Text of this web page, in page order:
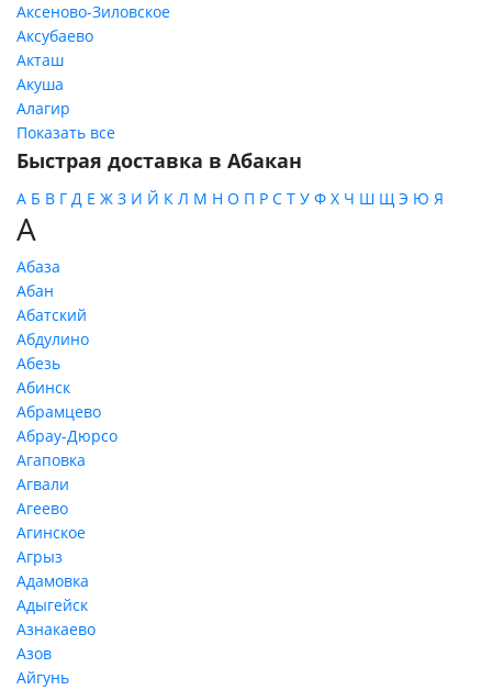
Аксеново-Зиловское
Аксубаево
Акташ
Акуша
Алагир
Показать все
Быстрая доставка в Абакан
А Б В Г Д Е Ж З И Й К Л М Н О П Р С Т У Ф Х Ч Ш Щ Э Ю Я
А
Абаза
Абан
Абатский
Абдулино
Абезь
Абинск
Абрамцево
Абрау-Дюрсо
Агаповка
Агвали
Агеево
Агинское
Агрыз
Адамовка
Адыгейск
Азнакаево
Азов
Айгунь